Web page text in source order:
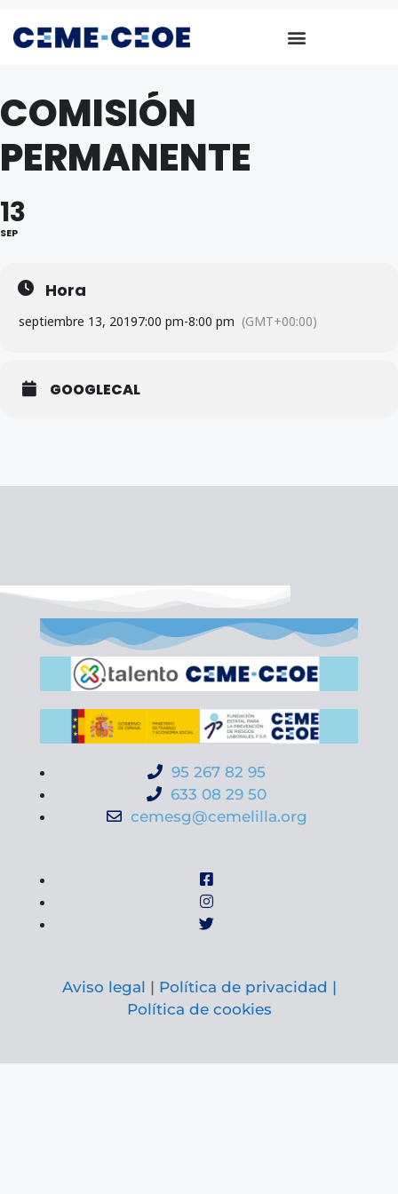
COMISIÓN
PERMANENTE
13
SEP
Hora
septiembre 13, 20197:00 pm-8:00 pm (GMT+00:00)
GOOGLECAL
95 267 82 95
633 08 29 50
cemesg@cemelilla.org
Aviso legal | Política de privacidad |
Política de cookies